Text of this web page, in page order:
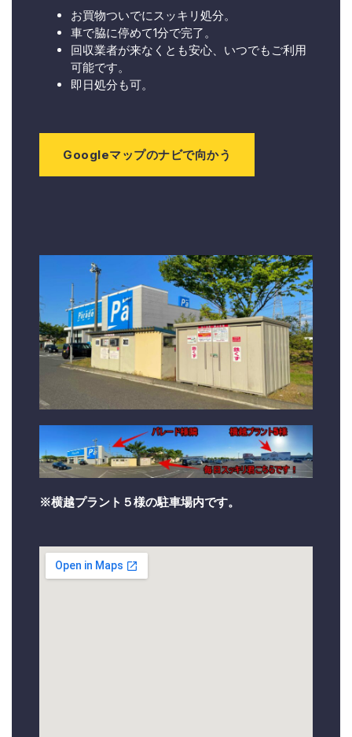
お買物ついでにスッキリ処分。
車で脇に停めて1分で完了。
回収業者が来なくとも安心、いつでもご利用
可能です。
即日処分も可。
Googleマップのナビで向かう
※横越プラント５様の駐車場内です。